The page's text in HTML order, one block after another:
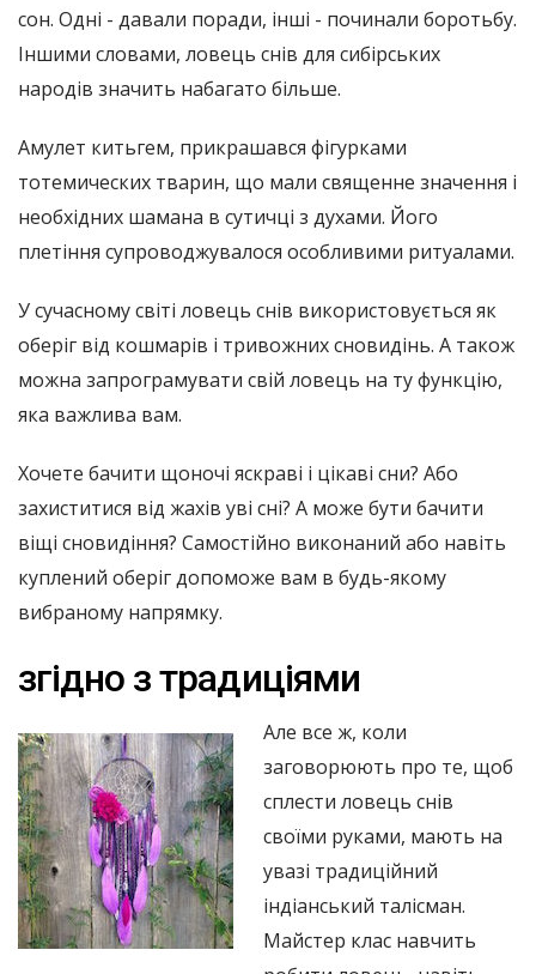
сон. Одні - давали поради, інші - починали боротьбу.
Іншими словами, ловець снів для сибірських
народів значить набагато більше.
Амулет китьгем, прикрашався фігурками
тотемических тварин, що мали священне значення і
необхідних шамана в сутичці з духами. Його
плетіння супроводжувалося особливими ритуалами.
У сучасному світі ловець снів використовується як
оберіг від кошмарів і тривожних сновидінь. А також
можна запрограмувати свій ловець на ту функцію,
яка важлива вам.
Хочете бачити щоночі яскраві і цікаві сни? Або
захиститися від жахів уві сні? А може бути бачити
віщі сновидіння? Самостійно виконаний або навіть
куплений оберіг допоможе вам в будь-якому
вибраному напрямку.
згідно з традиціями
Але все ж, коли
заговорюють про те, щоб
сплести ловець снів
своїми руками, мають на
увазі традиційний
індіанський талісман.
Майстер клас навчить